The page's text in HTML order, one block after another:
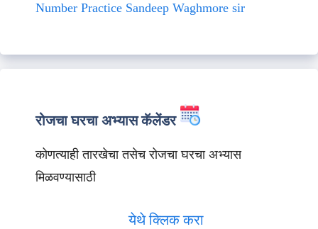
Number Practice Sandeep Waghmore sir
रोजचा घरचा अभ्यास कॅलेंडर
कोणत्याही तारखेचा तसेच रोजचा घरचा अभ्यास
मिळवण्यासाठी
येथे क्लिक करा